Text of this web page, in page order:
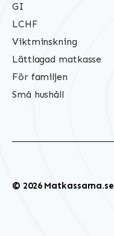
GI
LCHF
Viktminskning
Lättlagad matkasse
För familjen
Små hushåll
© 2026 Matkassarna.se